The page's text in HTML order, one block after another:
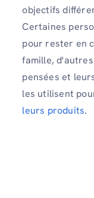
objectifs
Certaines
pour rester en
famille,
pensées et
les utilisent
leurs produits.